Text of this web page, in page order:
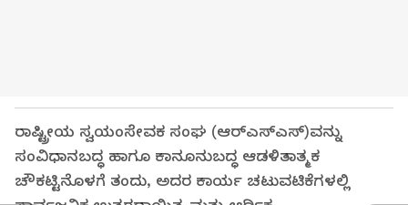
ರಾಷ್ಟ್ರೀಯ ಸ್ವಯಂಸೇವಕ ಸಂಘ (ಆರ್‌ಎಸ್‌ಎಸ್)ವನ್ನು
ಸಂವಿಧಾನಬದ್ಧ ಹಾಗೂ ಕಾನೂನುಬದ್ಧ ಆಡಳಿತಾತ್ಮಕ
ಚೌಕಟ್ಟಿನೊಳಗೆ ತಂದು, ಅದರ ಕಾರ್ಯ ಚಟುವಟಿಕೆಗಳಲ್ಲಿ